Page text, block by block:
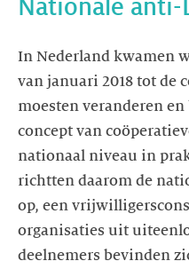
Nationale anti-
In Nederland kwamen
van januari 2018 tot de
moesten veranderen
concept van
nationaal niveau in
richtten daarom de
op, een
organisaties uit
deelnemers bevinden